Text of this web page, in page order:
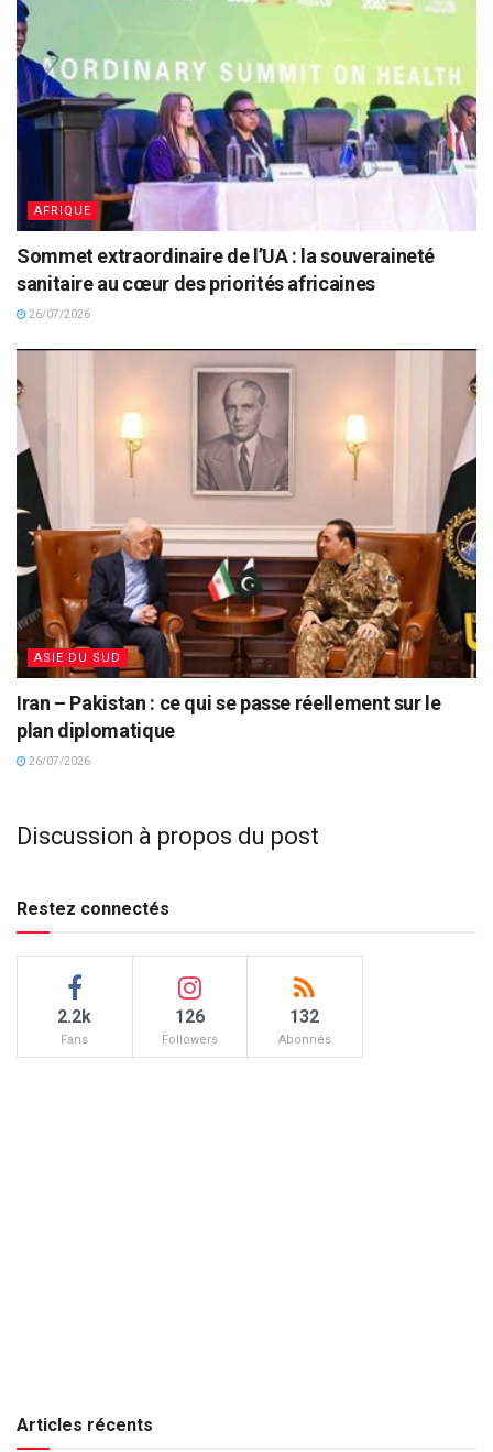
AFRIQUE
Sommet extraordinaire de l’UA : la souveraineté
sanitaire au cœur des priorités africaines
26/07/2026
ASIE DU SUD
Iran – Pakistan : ce qui se passe réellement sur le
plan diplomatique
26/07/2026
Discussion à propos du post
Restez connectés
2.2k
Fans
126
Followers
132
Abonnés
Articles récents